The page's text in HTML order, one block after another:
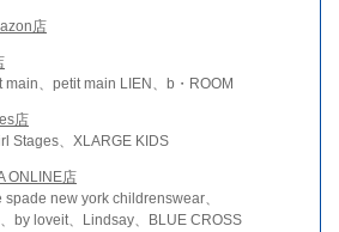
店
main、petit main LIEN、b・ROOM
店
Stages、XLARGE KIDS
ONLINE店
new york childrenswear、
by loveit、Lindsay、BLUE CROSS